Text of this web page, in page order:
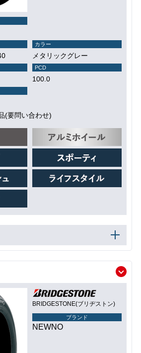
カラー
メタリックグレー
PCD
100.0
(要問い合わせ)
BRIDGESTONE(ブリヂストン)
ブランド
NEWNO